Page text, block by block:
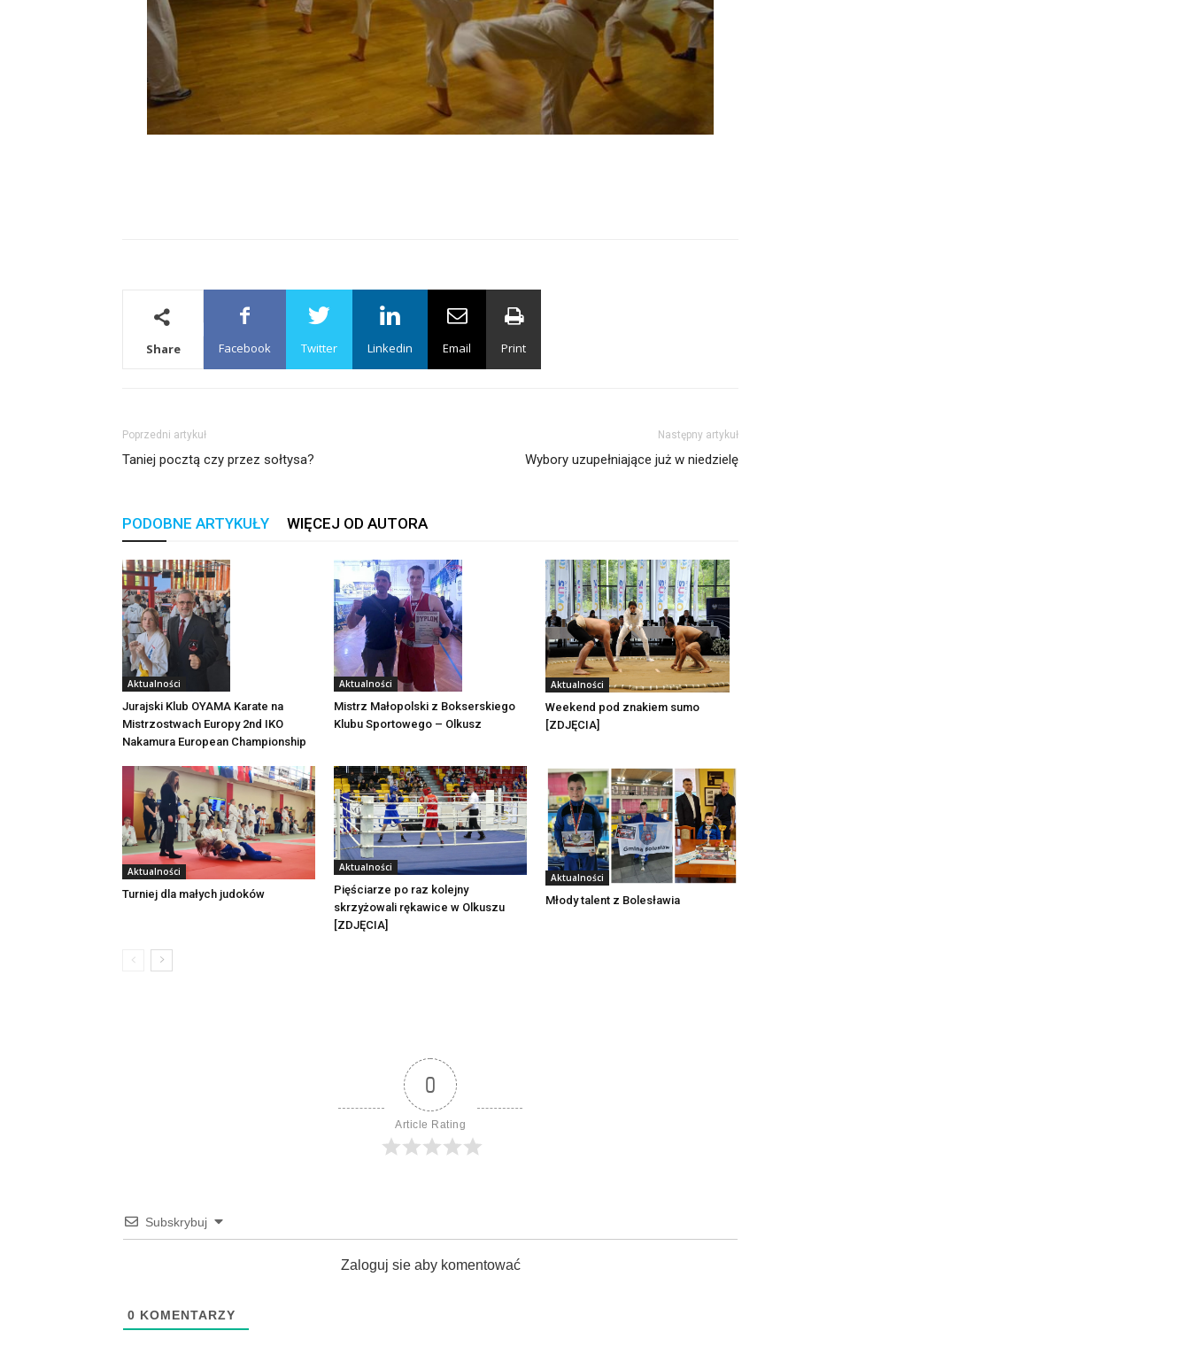
Share Facebook Twitter Linkedin Email Print
Poprzedni artykuł
Taniej pocztą czy przez sołtysa?
Następny artykuł
Wybory uzupełniające już w niedzielę
PODOBNE ARTYKUŁY WIĘCEJ OD AUTORA
Aktualności
Jurajski Klub OYAMA Karate na
Mistrzostwach Europy 2nd IKO
Nakamura European Championship
Aktualności
Mistrz Małopolski z Bokserskiego
Klubu Sportowego – Olkusz
Aktualności
Weekend pod znakiem sumo
[ZDJĘCIA]
Aktualności
Turniej dla małych judoków
Aktualności
Pięściarze po raz kolejny
skrzyżowali rękawice w Olkuszu
[ZDJĘCIA]
Aktualności
Młody talent z Bolesławia
0
Article Rating
Subskrybuj
Zaloguj sie aby komentować
0 KOMENTARZY